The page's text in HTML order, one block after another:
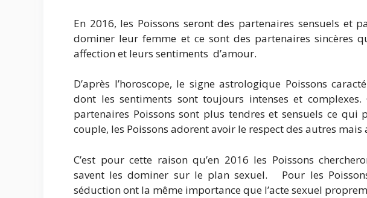
En 2016, les Poissons seront des partenaires sensuels et
dominer leur femme et ce sont des partenaires sincères
affection et leurs sentiments d’amour.
D’après l’horoscope, le signe astrologique Poissons
dont les sentiments sont toujours intenses et
partenaires Poissons sont plus tendres et sensuels ce qui
couple, les Poissons adorent avoir le respect des autres
C’est pour cette raison qu’en 2016 les Poissons
savent les dominer sur le plan sexuel. Pour les
séduction ont la même importance que l’acte sexuel